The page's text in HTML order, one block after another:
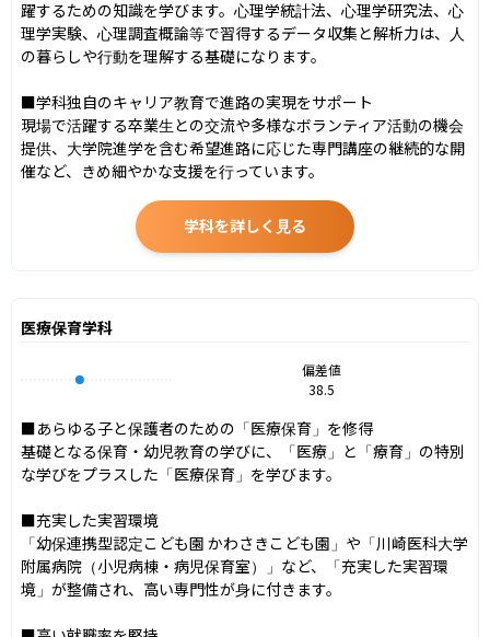
躍するための知識を学びます。心理学統計法、心理学研究法、心
理学実験、心理調査概論等で習得するデータ収集と解析力は、人
の暮らしや行動を理解する基礎になります。
■学科独自のキャリア教育で進路の実現をサポート
現場で活躍する卒業生との交流や多様なボランティア活動の機会
提供、大学院進学を含む希望進路に応じた専門講座の継続的な開
催など、きめ細やかな支援を行っています。
学科を詳しく見る
医療保育学科
偏差値
38.5
■あらゆる子と保護者のための「医療保育」を修得
基礎となる保育・幼児教育の学びに、「医療」と「療育」の特別
な学びをプラスした「医療保育」を学びます。
■充実した実習環境
「幼保連携型認定こども園 かわさきこども園」や「川崎医科大学
附属病院（小児病棟・病児保育室）」など、「充実した実習環
境」が整備され、高い専門性が身に付きます。